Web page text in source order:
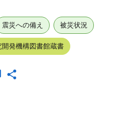
震災への備え 被災状況
発機構図書館蔵書